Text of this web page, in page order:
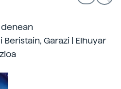
Garazi | Elhuyar